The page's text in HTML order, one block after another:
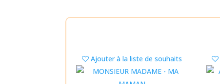
Ajouter à la liste de souhaits